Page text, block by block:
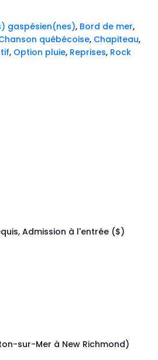
gaspésien(nes), Bord de mer,
québécoise, Chapiteau,
, Option pluie, Reprises, Rock
Admission à l'entrée ($)
sur-Mer à New Richmond)